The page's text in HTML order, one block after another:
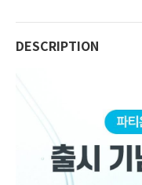
DESCRIPTION